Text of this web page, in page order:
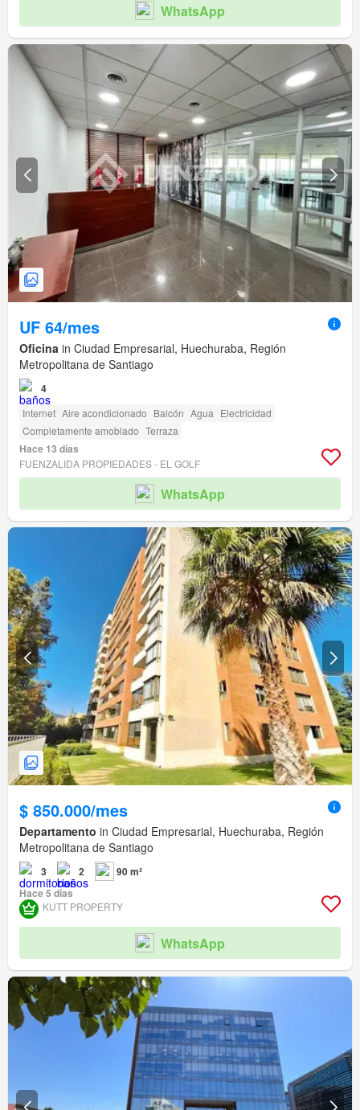
WhatsApp
UF 64/mes
Oficina in Ciudad Empresarial, Huechuraba, Región
Metropolitana de Santiago
4
Internet Aire acondicionado Balcón Agua Electricidad
Completamente amoblado Terraza
Hace 13 días
FUENZALIDA PROPIEDADES - EL GOLF
WhatsApp
$ 850.000/mes
Departamento in Ciudad Empresarial, Huechuraba, Región
Metropolitana de Santiago
3 2
90 m²
Hace 5 días
KUTT PROPERTY
WhatsApp